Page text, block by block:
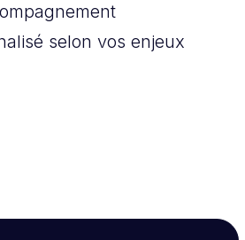
selon vos enjeux